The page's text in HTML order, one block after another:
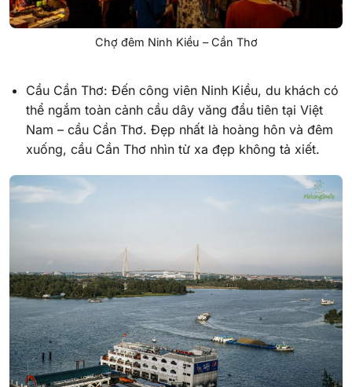
Chợ đêm Ninh Kiều – Cần Thơ
Cầu Cần Thơ: Đến công viên Ninh Kiều, du khách có
thể ngắm toàn cảnh cầu dây văng đầu tiên tại Việt
Nam – cầu Cần Thơ. Đẹp nhất là hoàng hôn và đêm
xuống, cầu Cần Thơ nhìn từ xa đẹp không tả xiết.